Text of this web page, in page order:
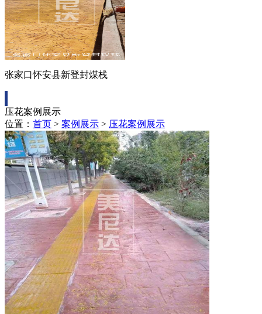
张家口怀安县新登封煤栈
压花案例展示
位置： 首页 > 案例展示 > 压花案例展示